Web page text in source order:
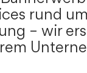
rund
– wir